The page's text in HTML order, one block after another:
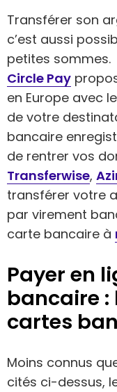
Transférer son
c’est aussi
petites sommes.
Circle Pay
en Europe avec
de votre
bancaire
de rentrer vos
Transferwise,
transférer votre
par virement
carte bancaire à
Payer en
bancaire :
cartes
Moins connus
cités ci-dessus,